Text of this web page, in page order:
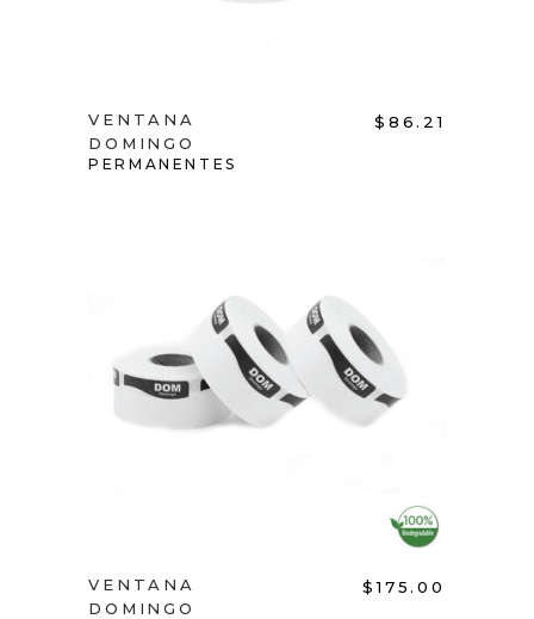
VENTANA
DOMINGO
$ 86.21
PERMANENTES
ADD TO CART
VENTANA
DOMINGO
$175.00